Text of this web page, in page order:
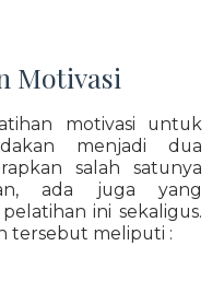
Motivasi
motivasi untuk
menjadi dua
salah satunya
ada juga yang
ini sekaligus.
tersebut meliputi :